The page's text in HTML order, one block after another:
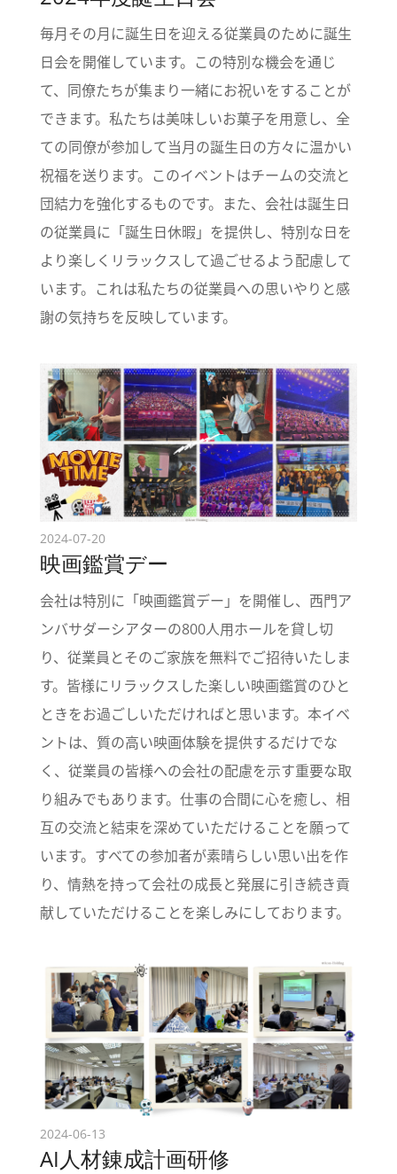
毎月その月に誕生日を迎える従業員のために誕生
日会を開催しています。この特別な機会を通じ
て、同僚たちが集まり一緒にお祝いをすることが
できます。私たちは美味しいお菓子を用意し、全
ての同僚が参加して当月の誕生日の方々に温かい
祝福を送ります。このイベントはチームの交流と
団結力を強化するものです。また、会社は誕生日
の従業員に「誕生日休暇」を提供し、特別な日を
より楽しくリラックスして過ごせるよう配慮して
います。これは私たちの従業員への思いやりと感
謝の気持ちを反映しています。
2024-07-20
映画鑑賞デー
会社は特別に「映画鑑賞デー」を開催し、西門ア
ンバサダーシアターの800人用ホールを貸し切
り、従業員とそのご家族を無料でご招待いたしま
す。皆様にリラックスした楽しい映画鑑賞のひと
ときをお過ごしいただければと思います。本イベ
ントは、質の高い映画体験を提供するだけでな
く、従業員の皆様への会社の配慮を示す重要な取
り組みでもあります。仕事の合間に心を癒し、相
互の交流と結束を深めていただけることを願って
います。すべての参加者が素晴らしい思い出を作
り、情熱を持って会社の成長と発展に引き続き貢
献していただけることを楽しみにしております。
2024-06-13
AI人材錬成計画研修